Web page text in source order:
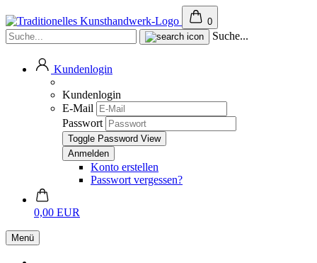
0
Suche...
Kundenlogin
Kundenlogin
E-Mail
Passwort
Toggle Password View
Konto erstellen
Passwort vergessen?
0,00 EUR
Menü